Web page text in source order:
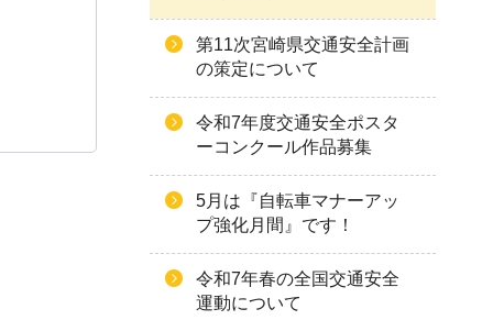
第11次宮崎県交通安全計画
の策定について
令和7年度交通安全ポスタ
ーコンクール作品募集
5月は『自転車マナーアッ
プ強化月間』です！
令和7年春の全国交通安全
運動について